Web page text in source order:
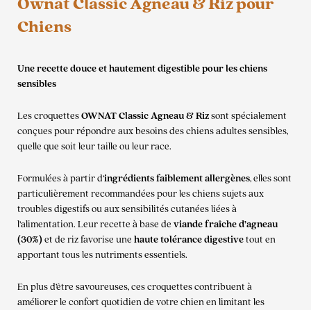
Ownat Classic Agneau & Riz pour
Chiens
Une recette douce et hautement digestible pour les chiens
sensibles
Les croquettesOWNAT Classic Agneau & Rizsont spécialement
conçues pour répondre aux besoins des chiens adultes sensibles,
quelle que soit leur taille ou leur race.
Formulées à partir d’ingrédients faiblement allergènes, elles sont
particulièrement recommandées pour les chiens sujets aux
troubles digestifs ou aux sensibilités cutanées liées à
l’alimentation. Leur recette à base de viande fraîche d’agneau
(30%) et de riz favorise une haute tolérance digestivetout en
apportant tous les nutriments essentiels.
En plus d’être savoureuses, ces croquettes contribuent à
améliorer le confort quotidien de votre chien en limitant les